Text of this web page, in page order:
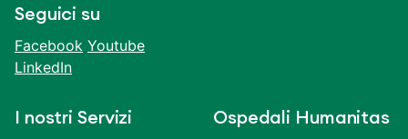
Seguici su
Facebook Youtube
LinkedIn
I nostri Servizi Ospedali Humanitas